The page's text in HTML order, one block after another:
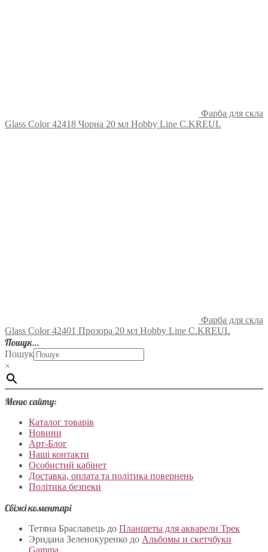
Фарба для скла
Glass Color 42418 Чорна 20 мл Hobby Line C.KREUL
Фарба для скла
Glass Color 42401 Прозора 20 мл Hobby Line C.KREUL
Пошук…
Пошук
×
Меню сайту:
Каталог товарів
Новини
Арт-Блог
Наші контакти
Особистий кабінет
Доставка, оплата та політика повернень
Політика безпеки
Свіжі коментарі
Тетяна Браславець до Планшеты для акварели Трек
Эридана Зеленокуренко до Альбомы и скетчбуки